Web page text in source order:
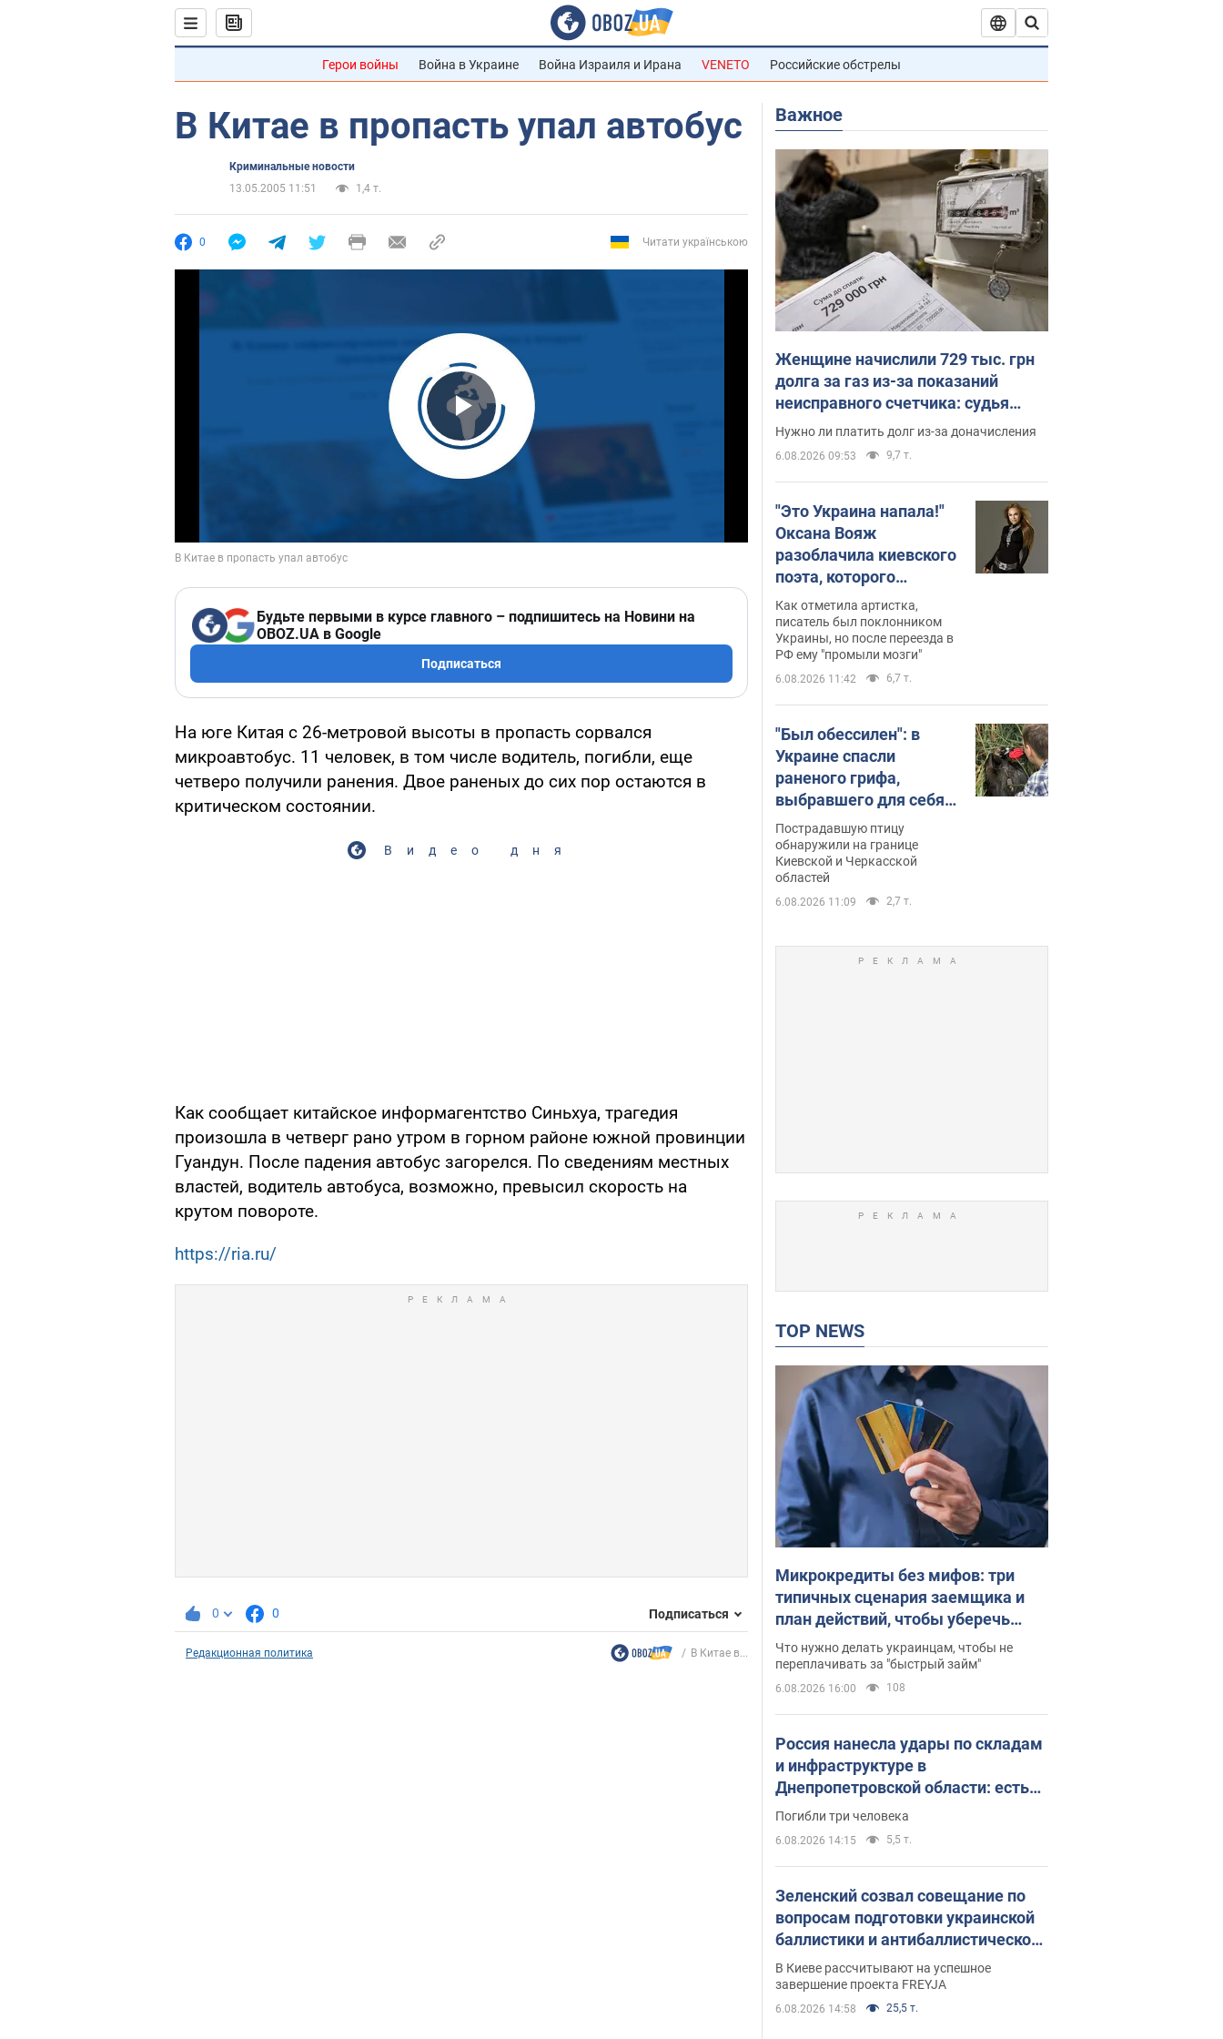
Герои войны Война в Украине Война Израиля и Ирана VENETO Российские обстрелы
В Китае в пропасть упал автобус
Криминальные новости
13.05.2005 11:51
1,4 т.
0 Читати українською
Play Video
Будьте первыми в курсе главного – подпишитесь на Новини на
OBOZ.UA в Google
Подписаться
На юге Китая с 26-метровой высоты в пропасть сорвался
микроавтобус. 11 человек, в том числе водитель, погибли, еще
четверо получили ранения. Двое раненых до сих пор остаются в
критическом состоянии.
Видео дня
Как сообщает китайское информагентство Синьхуа, трагедия
произошла в четверг рано утром в горном районе южной провинции
Гуандун. После падения автобус загорелся. По сведениям местных
властей, водитель автобуса, возможно, превысил скорость на
крутом повороте.
https://ria.ru/
0 0 Подписаться
Редакционная политика В Китае в...
Важное
Женщине начислили 729 тыс. грн
долга за газ из-за показаний
неисправного счетчика: судья
вынес неожиданное решение
Нужно ли платить долг из-за доначисления
6.08.2026 09:53 9,7 т.
"Это Украина напала!"
Оксана Вояж
разоблачила киевского
поэта, которого
"зазомбировали": он
даже русского не знал,
а теперь хочет
геноцида украинцев
Как отметила артистка,
писатель был поклонником
Украины, но после переезда в
РФ ему "промыли мозги"
6.08.2026 11:42 6,7 т.
"Был обессилен": в
Украине спасли
раненого грифа,
выбравшего для себя
нетипичный маршрут.
Фото
Пострадавшую птицу
обнаружили на границе
Киевской и Черкасской
областей
6.08.2026 11:09 2,7 т.
TOP NEWS
Микрокредиты без мифов: три
типичных сценария заемщика и
план действий, чтобы уберечь
свои деньги
Что нужно делать украинцам, чтобы не
переплачивать за "быстрый займ"
6.08.2026 16:00 108
Россия нанесла удары по складам
и инфраструктуре в
Днепропетровской области: есть
погибшие и раненые. Фото
Погибли три человека
6.08.2026 14:15 5,5 т.
Зеленский созвал совещание по
вопросам подготовки украинской
баллистики и антибаллистической
программы FREYJA: какие
решения готовятся
В Киеве рассчитывают на успешное
завершение проекта FREYJA
6.08.2026 14:58 25,5 т.